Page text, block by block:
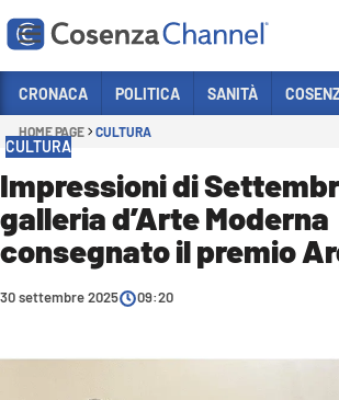
Sezioni
POLITICA
COSENZA CALCIO
ECONOMIA E LAVORO
CRONACA POLITICA SANITÀ
HOME PAGE CULTURA
CULTURA
Impressioni di
galleria d’Arte Moderna
consegnato il premio
30 settembre 2025 09:20